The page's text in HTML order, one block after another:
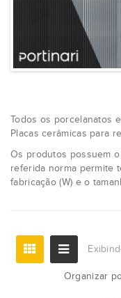
Todos os porcelanatos
Placas cerâmicas para
Os produtos possuem
referida norma permite
fabricação (W) e o
Organizar